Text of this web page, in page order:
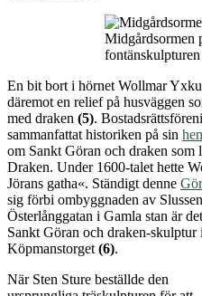
Midgårdsormen
En bit bort i hörnet Wollmar
däremot en relief på husväggen
med draken (5).
sammanfattat historiken på sin
om Sankt Göran och draken som
Draken. Under 1600-talet hette
Jörans gatha«. Ständigt denne
sig förbi ombyggnaden av
Österlånggatan i Gamla stan är
Sankt Göran och draken-
Köpmanstorget (6).
När Sten Sture beställde den